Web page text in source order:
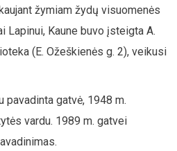
žymiam žydų visuomenės
Lapinui, Kaune buvo įsteigta A.
(E. Ožeškienės g. 2), veikusi
pavadinta gatvė, 1948 m.
vardu. 1989 m. gatvei